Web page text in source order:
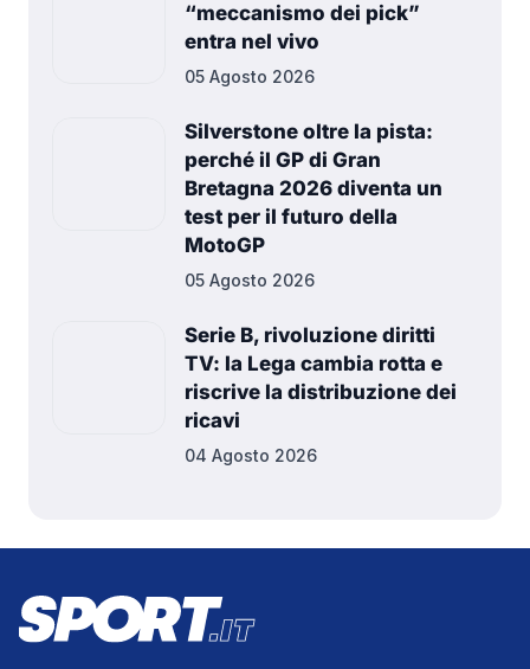
“meccanismo dei pick”
entra nel vivo
05 Agosto 2026
Silverstone oltre la pista:
perché il GP di Gran
Bretagna 2026 diventa un
test per il futuro della
MotoGP
05 Agosto 2026
Serie B, rivoluzione diritti
TV: la Lega cambia rotta e
riscrive la distribuzione dei
ricavi
04 Agosto 2026